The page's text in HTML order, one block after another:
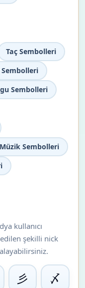
Taç Sembolleri
Sembolleri
Müzik Sembolleri
kullanıcı
şekilli nick
彡 〆